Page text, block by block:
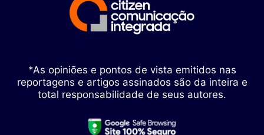
*As opiniões e pontos de vista emitidos nas
reportagens e artigos assinados são da inteira e
total responsabilidade de seus autores.